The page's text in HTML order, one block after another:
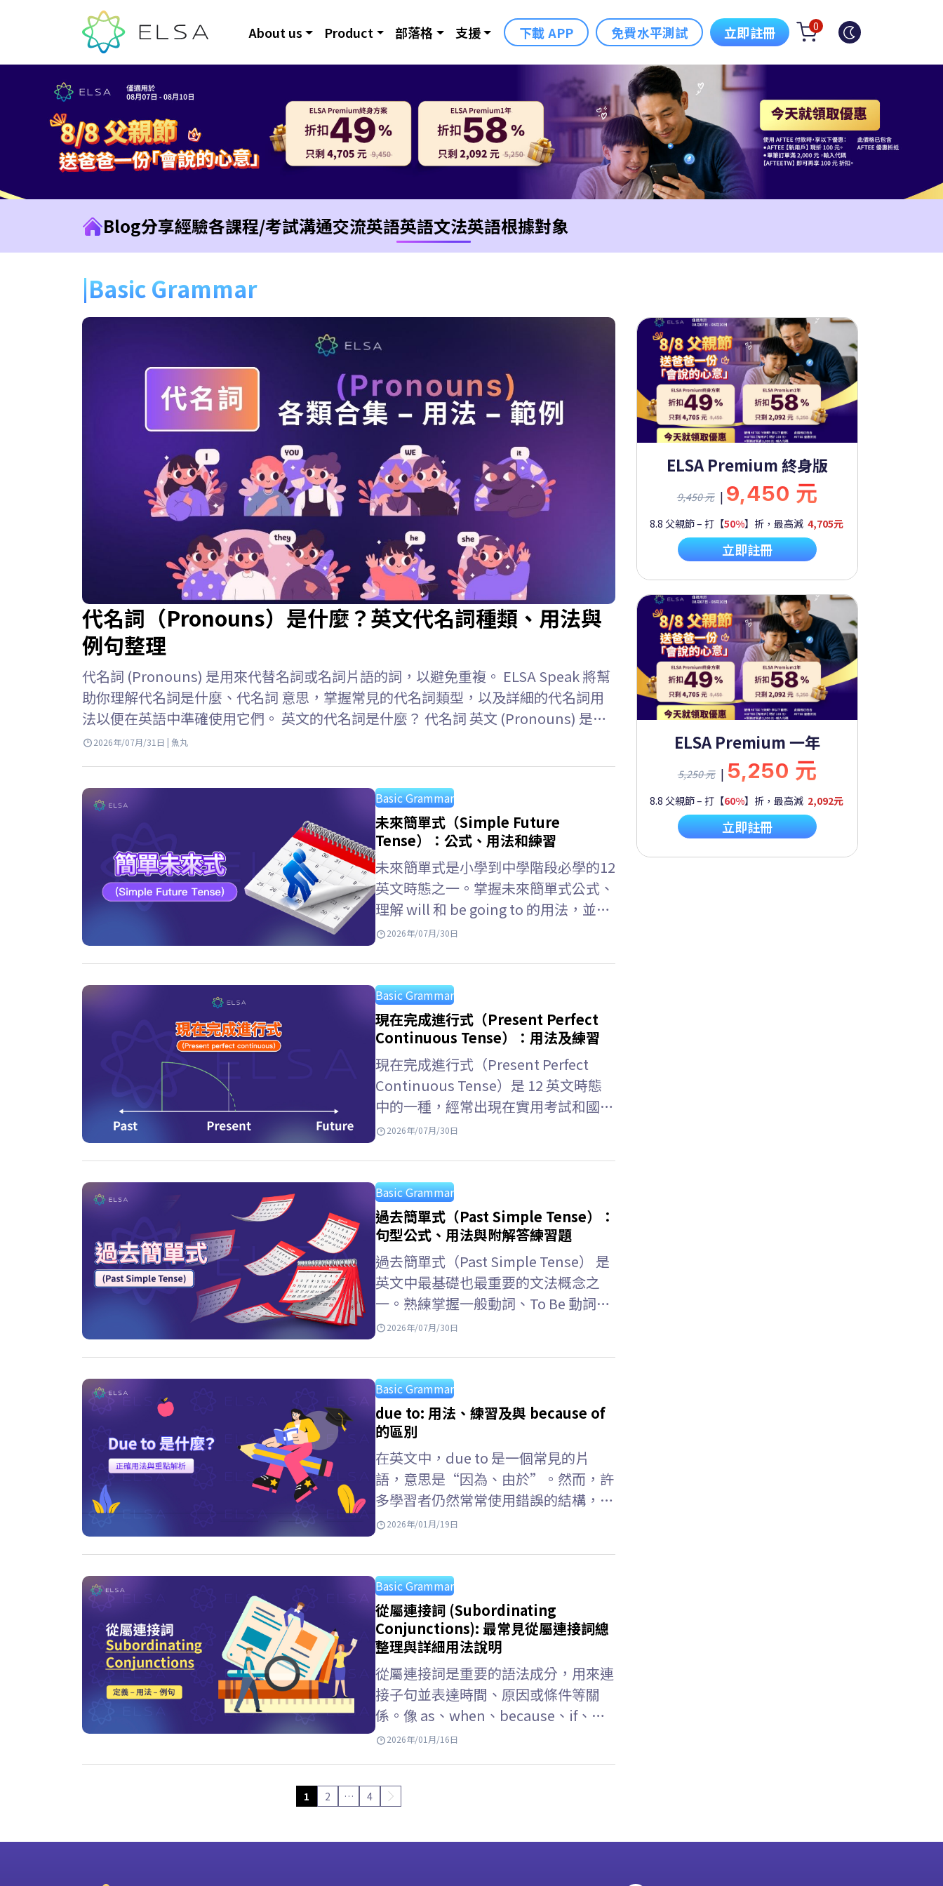
About us Product 部落格 支援 下載 APP 免費水平測試 立即註冊 0
Blog分享經驗各課程/考試溝通交流英語英語文法英語根據對象
Basic Grammar
代名詞（Pronouns）是什麼？英文代名詞種類、用法與
例句整理
代名詞 (Pronouns) 是用來代替名詞或名詞片語的詞，以避免重複。 ELSA Speak 將幫
助你理解代名詞是什麼、代名詞 意思，掌握常見的代名詞類型，以及詳細的代名詞用
法以便在英語中準確使用它們。 英文的代名詞是什麼？ 代名詞 英文 (Pronouns) 是用
來代替已經提及的名詞或名詞片語的詞，可以避免重複，使句子更簡潔自然。被代名詞
2026年/07月/31日 | 魚丸
Basic Grammar
未來簡單式（Simple Future
Tense）：公式、用法和練習
未來簡單式是小學到中學階段必學的12
英文時態之一。掌握未來簡單式公式、
理解 will 和 be going to 的用法，並了
解未來簡單式 未來進行式的差別，將
2026年/07月/30日
Basic Grammar
現在完成進行式（Present Perfect
Continuous Tense）：用法及練習
現在完成進行式（Present Perfect
Continuous Tense）是 12 英文時態
中的一種，經常出現在實用考試和國際
學術考試中。與 ELSA Speak 一起學習
表達動作的持續性！ 現在完成進行式
是什麼？…
2026年/07月/30日
Basic Grammar
過去簡單式（Past Simple Tense）：
句型公式、用法與附解答練習題
過去簡單式（Past Simple Tense） 是
英文中最基礎也最重要的文法概念之
一。熟練掌握一般動詞、To Be 動詞的
變化規則以及辨識信號詞，將有助於你
明吧。 過去簡單式是什麼？…
2026年/07月/30日
Basic Grammar
due to: 用法、練習及與 because of
的區別
在英文中，due to 是一個常見的片
語，意思是“因為、由於”。然而，許
多學習者仍然常常使用錯誤的結構，或
混淆 because of 與 due to 的用法。
2026年/01月/19日
Basic Grammar
從屬連接詞 (Subordinating
Conjunctions): 最常見從屬連接詞總
整理與詳細用法說明
從屬連接詞是重要的語法成分，用來連
接子句並表達時間、原因或條件等關
係。像 as、when、because、if、
that、whether 等詞彙出現頻率極高，
連接詞用法。 Key Takeaways 從屬連
…
2026年/01月/16日
1 2 … 4
ELSA Premium 終身版
9,450 元 | 9,450 元
8.8 父親節 – 打【50%】折，最高減 4,705元
立即註冊
ELSA Premium 一年
5,250 元 | 5,250 元
8.8 父親節 – 打【60%】折，最高減 2,092元
立即註冊